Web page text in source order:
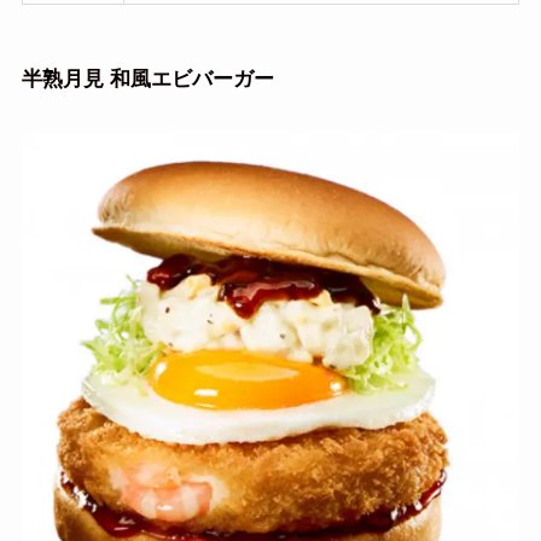
半熟月見 和風エビバーガー